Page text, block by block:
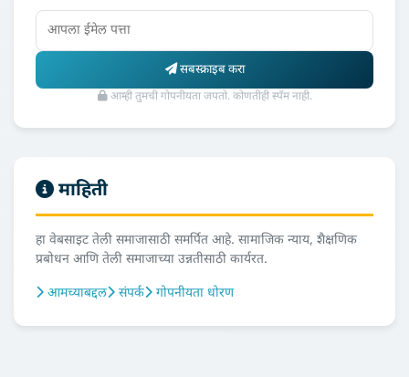
सबस्क्राइब करा
आम्ही तुमची गोपनीयता जपतो. कोणतीही स्पॅम नाही.
माहिती
हा वेबसाइट तेली समाजासाठी समर्पित आहे. सामाजिक न्याय, शैक्षणिक
प्रबोधन आणि तेली समाजाच्या उन्नतीसाठी कार्यरत.
आमच्याबद्दल
संपर्क गोपनीयता धोरण